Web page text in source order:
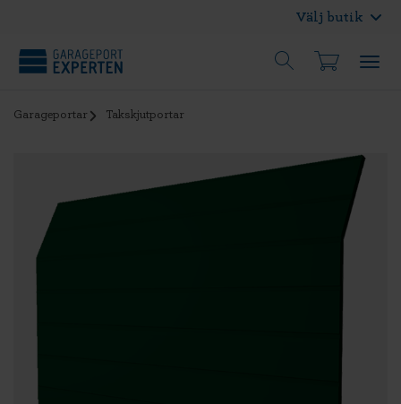
Välj butik
Garageportar Takskjutportar